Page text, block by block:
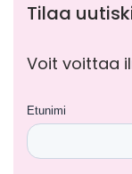
Tilaa
Voit voittaa